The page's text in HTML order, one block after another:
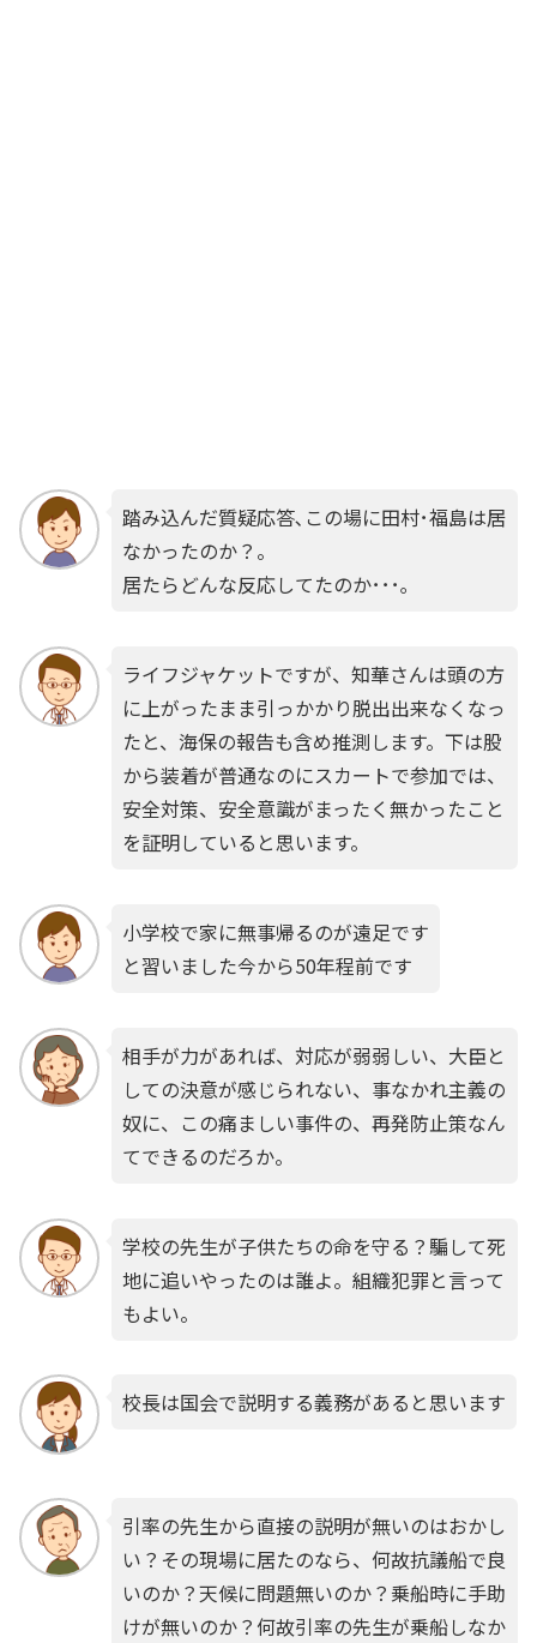
踏み込んだ質疑応答､この場に田村･福島は居
なかったのか？。
居たらどんな反応してたのか･･･｡
ライフジャケットですが、知華さんは頭の方
に上がったまま引っかかり脱出出来なくなっ
たと、海保の報告も含め推測します。下は股
から装着が普通なのにスカートで参加では、
安全対策、安全意識がまったく無かったこと
を証明していると思います。
小学校で家に無事帰るのが遠足です
と習いました今から50年程前です
相手が力があれば、対応が弱弱しい、大臣と
しての決意が感じられない、事なかれ主義の
奴に、この痛ましい事件の、再発防止策なん
てできるのだろか。
学校の先生が子供たちの命を守る？騙して死
地に追いやったのは誰よ。組織犯罪と言って
もよい。
校長は国会で説明する義務があると思います
引率の先生から直接の説明が無いのはおかし
い？その現場に居たのなら、何故抗議船で良
いのか？天候に問題無いのか？乗船時に手助
けが無いのか？何故引率の先生が乗船しなか